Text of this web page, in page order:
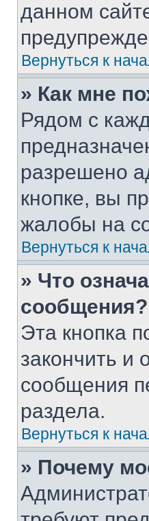
данном
Вернуться к
» Как мне
Рядом с
разрешено
кнопке, вы
жалобы на
Вернуться к
» Что
сообщения?
Эта кнопка
закончить и
сообщения
раздела.
Вернуться к
» Почему